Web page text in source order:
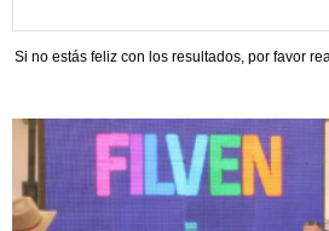
Si no estás feliz con los resultados, por favor